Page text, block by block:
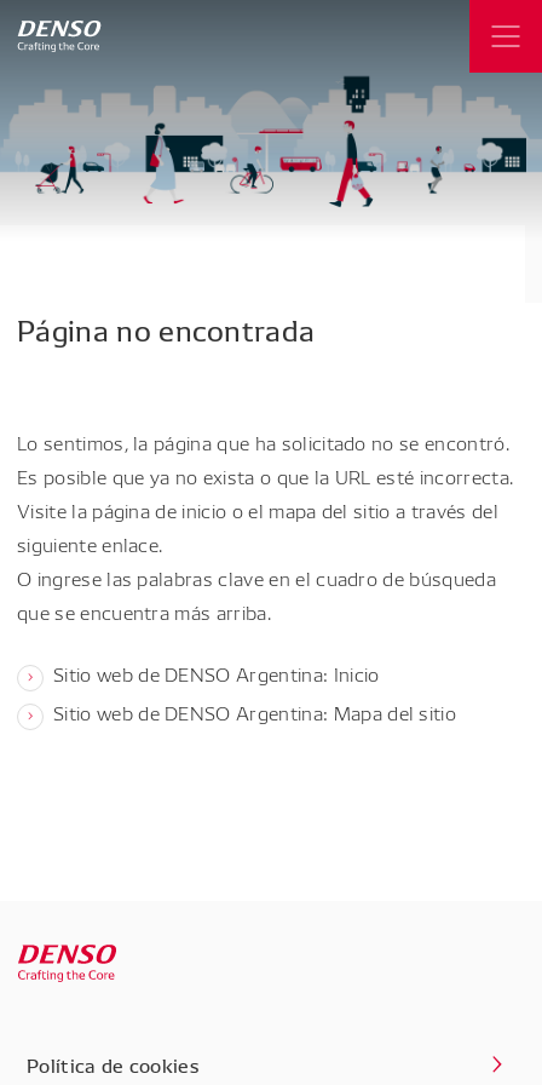
Página no encontrada
Lo sentimos, la página que ha solicitado no se encontró.
Es posible que ya no exista o que la URL esté incorrecta.
Visite la página de inicio o el mapa del sitio a través del
siguiente enlace.
O ingrese las palabras clave en el cuadro de búsqueda
que se encuentra más arriba.
Sitio web de DENSO Argentina: Inicio
Sitio web de DENSO Argentina: Mapa del sitio
Política de cookies